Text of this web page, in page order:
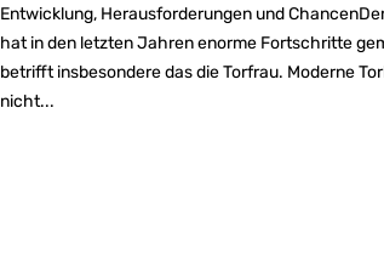
Entwicklung, Herausforderungen und
hat in den letzten Jahren enorme Fortschritte
betrifft insbesondere das die Torfrau. Moderne
nicht...